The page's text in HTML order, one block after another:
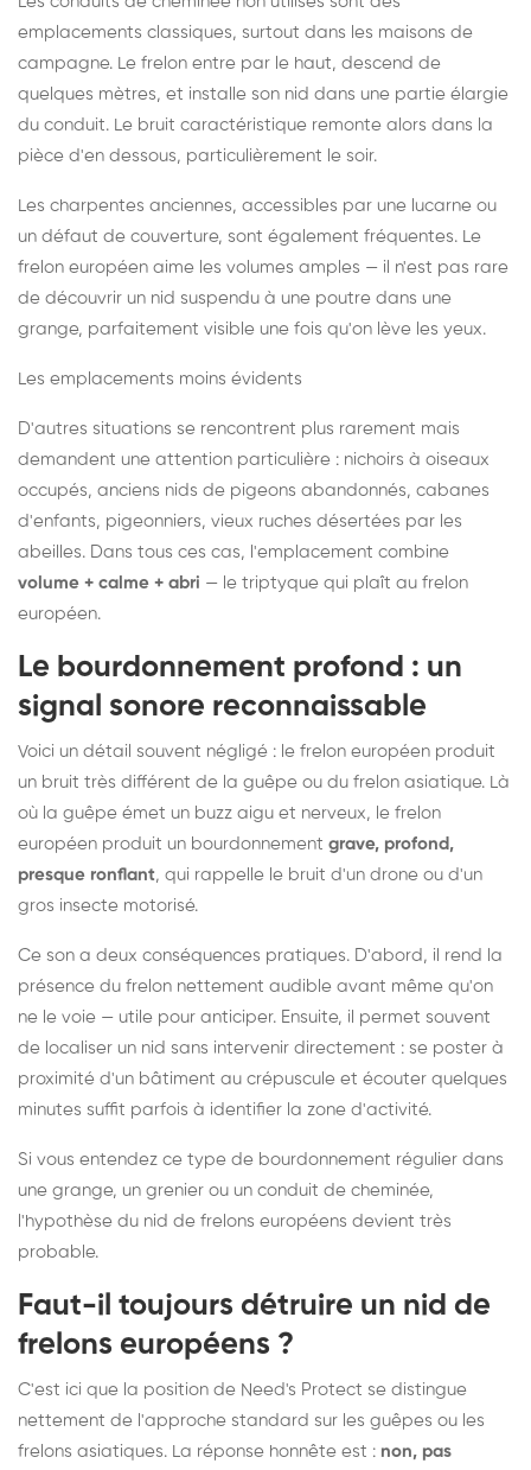
emplacements classiques, surtout dans les maisons de
campagne. Le frelon entre par le haut, descend de
quelques mètres, et installe son nid dans une partie élargie
du conduit. Le bruit caractéristique remonte alors dans la
pièce d'en dessous, particulièrement le soir.
Les charpentes anciennes, accessibles par une lucarne ou
un défaut de couverture, sont également fréquentes. Le
frelon européen aime les volumes amples — il n'est pas rare
de découvrir un nid suspendu à une poutre dans une
grange, parfaitement visible une fois qu'on lève les yeux.
Les emplacements moins évidents
D'autres situations se rencontrent plus rarement mais
demandent une attention particulière : nichoirs à oiseaux
occupés, anciens nids de pigeons abandonnés, cabanes
d'enfants, pigeonniers, vieux ruches désertées par les
abeilles. Dans tous ces cas, l'emplacement combine
volume + calme + abri — le triptyque qui plaît au frelon
européen.
Le bourdonnement profond : un
signal sonore reconnaissable
Voici un détail souvent négligé : le frelon européen produit
un bruit très différent de la guêpe ou du frelon asiatique. Là
où la guêpe émet un buzz aigu et nerveux, le frelon
européen produit un bourdonnement grave, profond,
presque ronflant, qui rappelle le bruit d'un drone ou d'un
gros insecte motorisé.
Ce son a deux conséquences pratiques. D'abord, il rend la
présence du frelon nettement audible avant même qu'on
ne le voie — utile pour anticiper. Ensuite, il permet souvent
de localiser un nid sans intervenir directement : se poster à
proximité d'un bâtiment au crépuscule et écouter quelques
minutes suffit parfois à identifier la zone d'activité.
Si vous entendez ce type de bourdonnement régulier dans
une grange, un grenier ou un conduit de cheminée,
l'hypothèse du nid de frelons européens devient très
probable.
Faut-il toujours détruire un nid de
frelons européens ?
C'est ici que la position de Need's Protect se distingue
nettement de l'approche standard sur les guêpes ou les
frelons asiatiques. La réponse honnête est : non, pas